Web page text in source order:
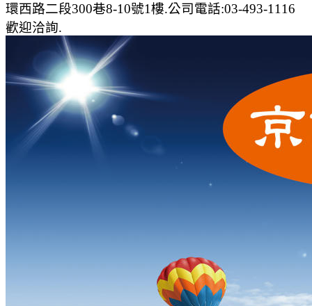
環西路二段300巷8-10號1樓.公司電話:03-493-1116
歡迎洽詢.